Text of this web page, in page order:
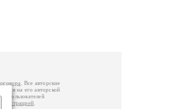
. Все авторские
на его авторской
пользователей